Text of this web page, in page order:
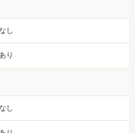
なし
あり
なし